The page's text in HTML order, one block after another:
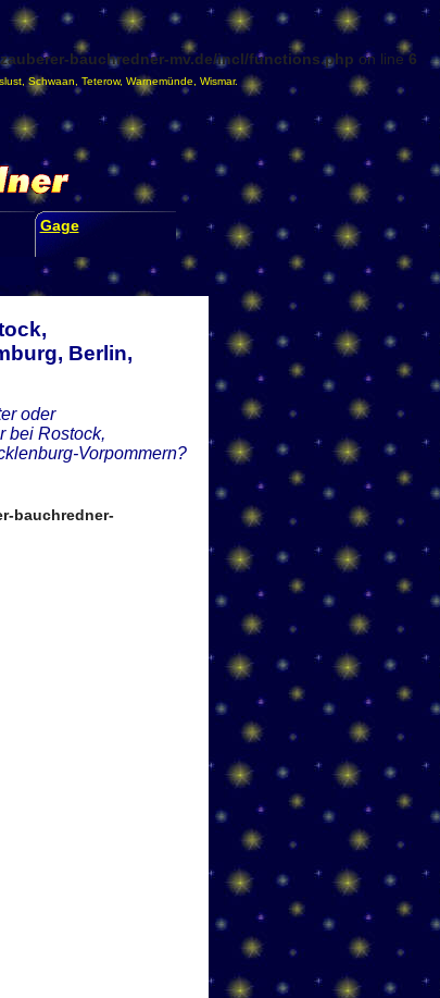
bauchredner-mv.de/incl/functions.php on line6
,Schwaan Teterow, Warnemünde Wismar.
Gage
Berlin,
oder
bei Rostock,
Vorpommern?
bauchredner-